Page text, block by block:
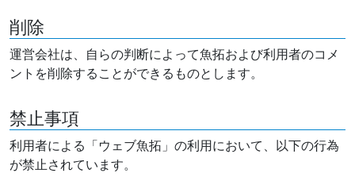
削除
運営会社は、自らの判断によって魚拓および利用者のコメ
ントを削除することができるものとします。
禁止事項
利用者による「ウェブ魚拓」の利用において、以下の行為
が禁止されています。